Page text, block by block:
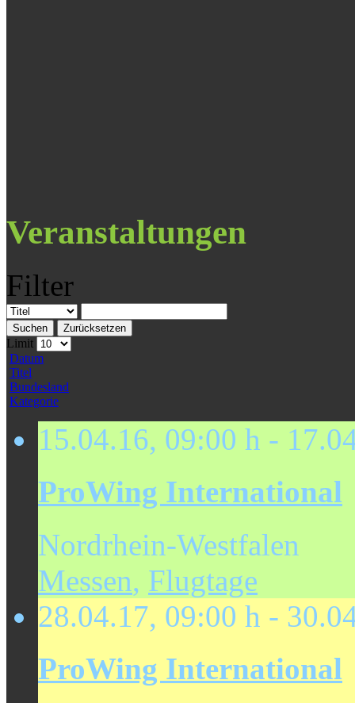
Veranstaltungen
Filter
Suchen Zurücksetzen
Limit
Datum
Titel
Bundesland
Kategorie
15.04.16, 09:00 h -
ProWing International
Nordrhein-Westfalen
Messen, Flugtage
28.04.17, 09:00 h -
ProWing International